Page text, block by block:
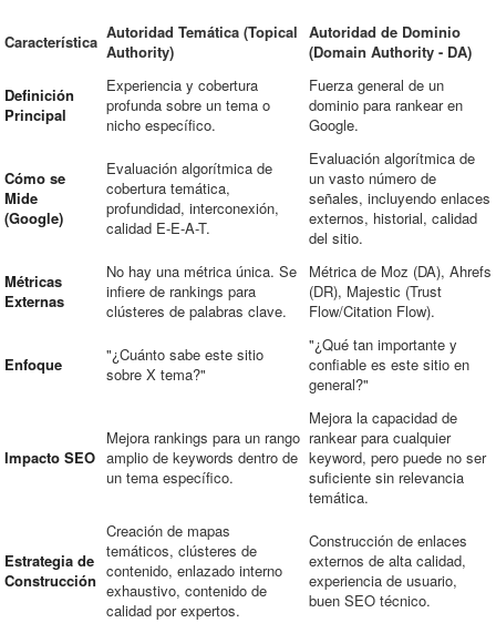
Característica Autoridad Temática (Topical
Authority)
Autoridad de Dominio
(Domain Authority - DA)
Definición
Principal
Experiencia y cobertura
profunda sobre un tema o
nicho específico.
Fuerza general de un
dominio para rankear en
Google.
Cómo se
Mide
(Google)
Evaluación algorítmica de
cobertura temática,
profundidad, interconexión,
calidad E-E-A-T.
Evaluación algorítmica de
un vasto número de
señales, incluyendo enlaces
externos, historial, calidad
del sitio.
Métricas
Externas
No hay una métrica única. Se
infiere de rankings para
clústeres de palabras clave.
Métrica de Moz (DA), Ahrefs
(DR), Majestic (Trust
Flow/Citation Flow).
Enfoque
"¿Cuánto sabe este sitio
sobre X tema?"
"¿Qué tan importante y
confiable es este sitio en
general?"
Impacto SEO
Mejora rankings para un rango
amplio de keywords dentro de
un tema específico.
Mejora la capacidad de
rankear para cualquier
keyword, pero puede no ser
suficiente sin relevancia
temática.
Estrategia de
Construcción
Creación de mapas
temáticos, clústeres de
contenido, enlazado interno
exhaustivo, contenido de
calidad por expertos.
Construcción de enlaces
externos de alta calidad,
experiencia de usuario,
buen SEO técnico.